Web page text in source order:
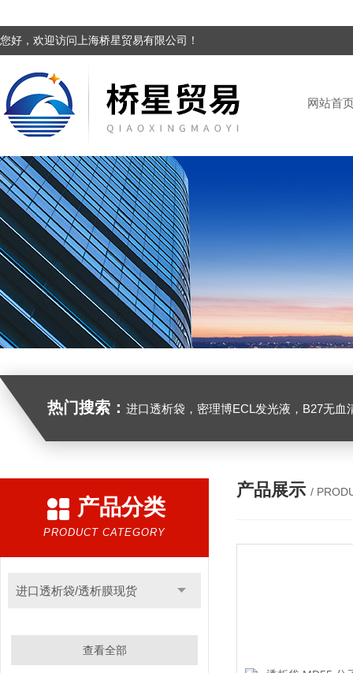
您好，欢迎访问上海桥星贸易有限公司！
网站首
热门搜索： 进口透析袋，密理博ECL发光液，B27无血清培养基，N2培养基，紫外酶标板，Gibco胶原酶，
产品分类
PRODUCT CATEGORY
进口透析袋/透析膜现货
查看全部
产品展示 /